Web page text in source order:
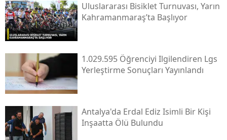
Uluslararası Bisiklet Turnuvası, Yarın
Kahramanmaraş’ta Başlıyor
1.029.595 Öğrenciyi Ilgilendiren Lgs
Yerleştirme Sonuçları Yayınlandı
Antalya'da Erdal Ediz Isimli Bir Kişi
Inşaatta Ölü Bulundu